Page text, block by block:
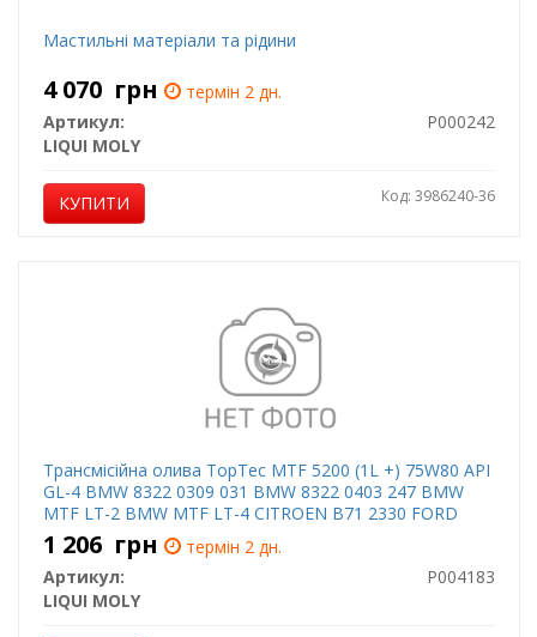
Мастильні матеріали та рідини
4 070 грн
термін 2 дн.
Артикул:
P000242
LIQUI MOLY
КУПИТИ Код: 3986240-36
Трансмісійна олива TopTec MTF 5200 (1L +) 75W80 API
GL-4 BMW 8322 0309 031 BMW 8322 0403 247 BMW
MTF LT-2 BMW MTF LT-4 CITROEN B71 2330 FORD
M2C200 C GM 19 40 764 GM 19 40 768 HONDA MTF-II N
1 206 грн
термін 2 дн.
Артикул:
P004183
LIQUI MOLY